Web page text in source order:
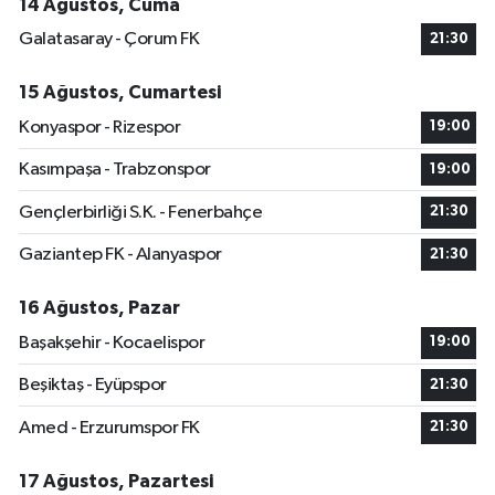
14 Ağustos, Cuma
Galatasaray - Çorum FK
21:30
15 Ağustos, Cumartesi
Konyaspor - Rizespor
19:00
Kasımpaşa - Trabzonspor 19:00
Gençlerbirliği S.K. - Fenerbahçe 21:30
Gaziantep FK - Alanyaspor 21:30
16 Ağustos, Pazar
Başakşehir - Kocaelispor
19:00
Beşiktaş - Eyüpspor 21:30
Amed - Erzurumspor FK 21:30
17 Ağustos, Pazartesi